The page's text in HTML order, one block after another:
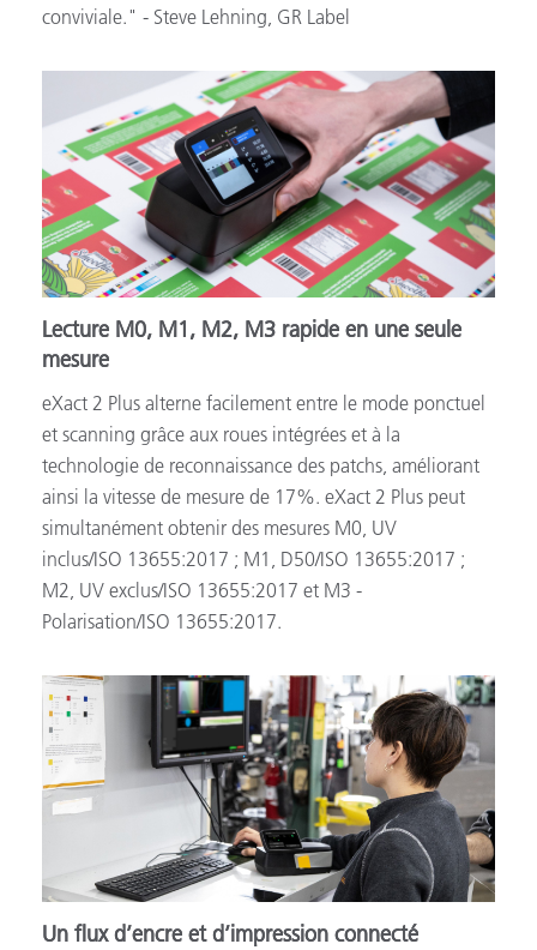
conviviale." - Steve Lehning, GR Label
Lecture M0, M1, M2, M3 rapide en une seule
mesure
eXact 2 Plus alterne facilement entre le mode ponctuel
et scanning grâce aux roues intégrées et à la
technologie de reconnaissance des patchs, améliorant
ainsi la vitesse de mesure de 17%. eXact 2 Plus peut
simultanément obtenir des mesures M0, UV
inclus/ISO 13655:2017 ; M1, D50/ISO 13655:2017 ;
M2, UV exclus/ISO 13655:2017 et M3 -
Polarisation/ISO 13655:2017.
Un flux d’encre et d’impression connecté